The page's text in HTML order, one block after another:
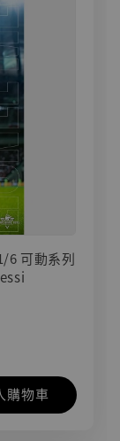
6 可動系列
購物車